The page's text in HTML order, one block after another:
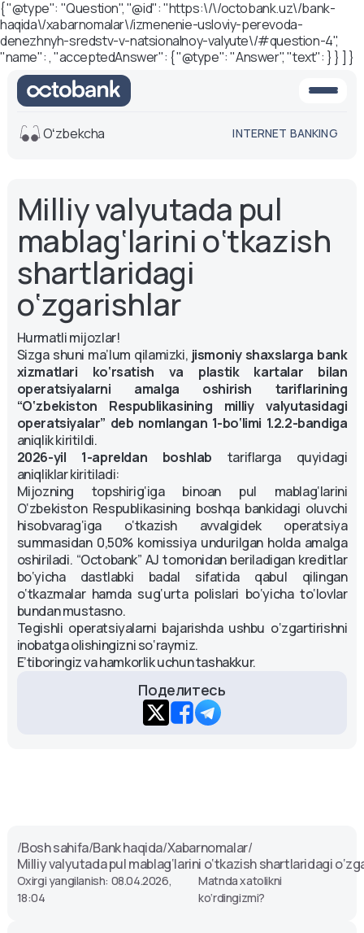
{ "@type": "Question", "@id": "https:\/\/octobank.uz\/bank-
haqida\/xabarnomalar\/izmenenie-usloviy-perevoda-
denezhnyh-sredstv-v-natsionalnoy-valyute\/#question-4",
"name": , "acceptedAnswer": { "@type": "Answer", "text": } } ] }
O'rta
versiya
Oq-qora
versiya
Ovoz
Matn o'lchami
Aa -
Aa
Aa +
Oʻzbekcha INTERNET BANKING
Milliy valyutada pul
mablag‘larini o‘tkazish
shartlaridagi
o‘zgarishlar
Hurmatli mijozlar!
Sizga shuni ma’lum qilamizki, jismoniy shaxslarga bank
xizmatlari ko‘rsatish va plastik kartalar bilan
operatsiyalarni amalga oshirish tariflarining
“O‘zbekiston Respublikasining milliy valyutasidagi
operatsiyalar” deb nomlangan 1-bo‘limi 1.2.2-bandiga
aniqlik kiritildi.
2026-yil 1-apreldan boshlab tariflarga quyidagi
aniqliklar kiritiladi:
Mijozning topshirig‘iga binoan pul mablag‘larini
O‘zbekiston Respublikasining boshqa bankidagi oluvchi
hisobvarag‘iga o‘tkazish avvalgidek operatsiya
summasidan 0,50% komissiya undurilgan holda amalga
oshiriladi. “Octobank” AJ tomonidan beriladigan kreditlar
bo‘yicha dastlabki badal sifatida qabul qilingan
o‘tkazmalar hamda sug‘urta polislari bo‘yicha to‘lovlar
bundan mustasno.
Tegishli operatsiyalarni bajarishda ushbu o‘zgartirishni
inobatga olishingizni so‘raymiz.
E’tiboringiz va hamkorlik uchun tashakkur.
Поделитесь
/Bosh sahifa/Bank haqida/Xabarnomalar/
Milliy valyutada pul mablag‘larini o‘tkazish shartlaridagi
Oxirgi yangilanish: 08.04.2026,
18:04
Matnda xatolikni
ko‘rdingizmi?